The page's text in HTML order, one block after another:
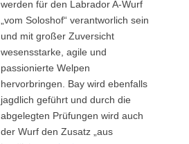
werden für den Labrador A-Wurf
„vom Soloshof“ verantworlich sein
und mit großer Zuversicht
wesensstarke, agile und
passionierte Welpen
hervorbringen. Bay wird ebenfalls
jagdlich geführt und durch die
abgelegten Prüfungen wird auch
der Wurf den Zusatz „aus